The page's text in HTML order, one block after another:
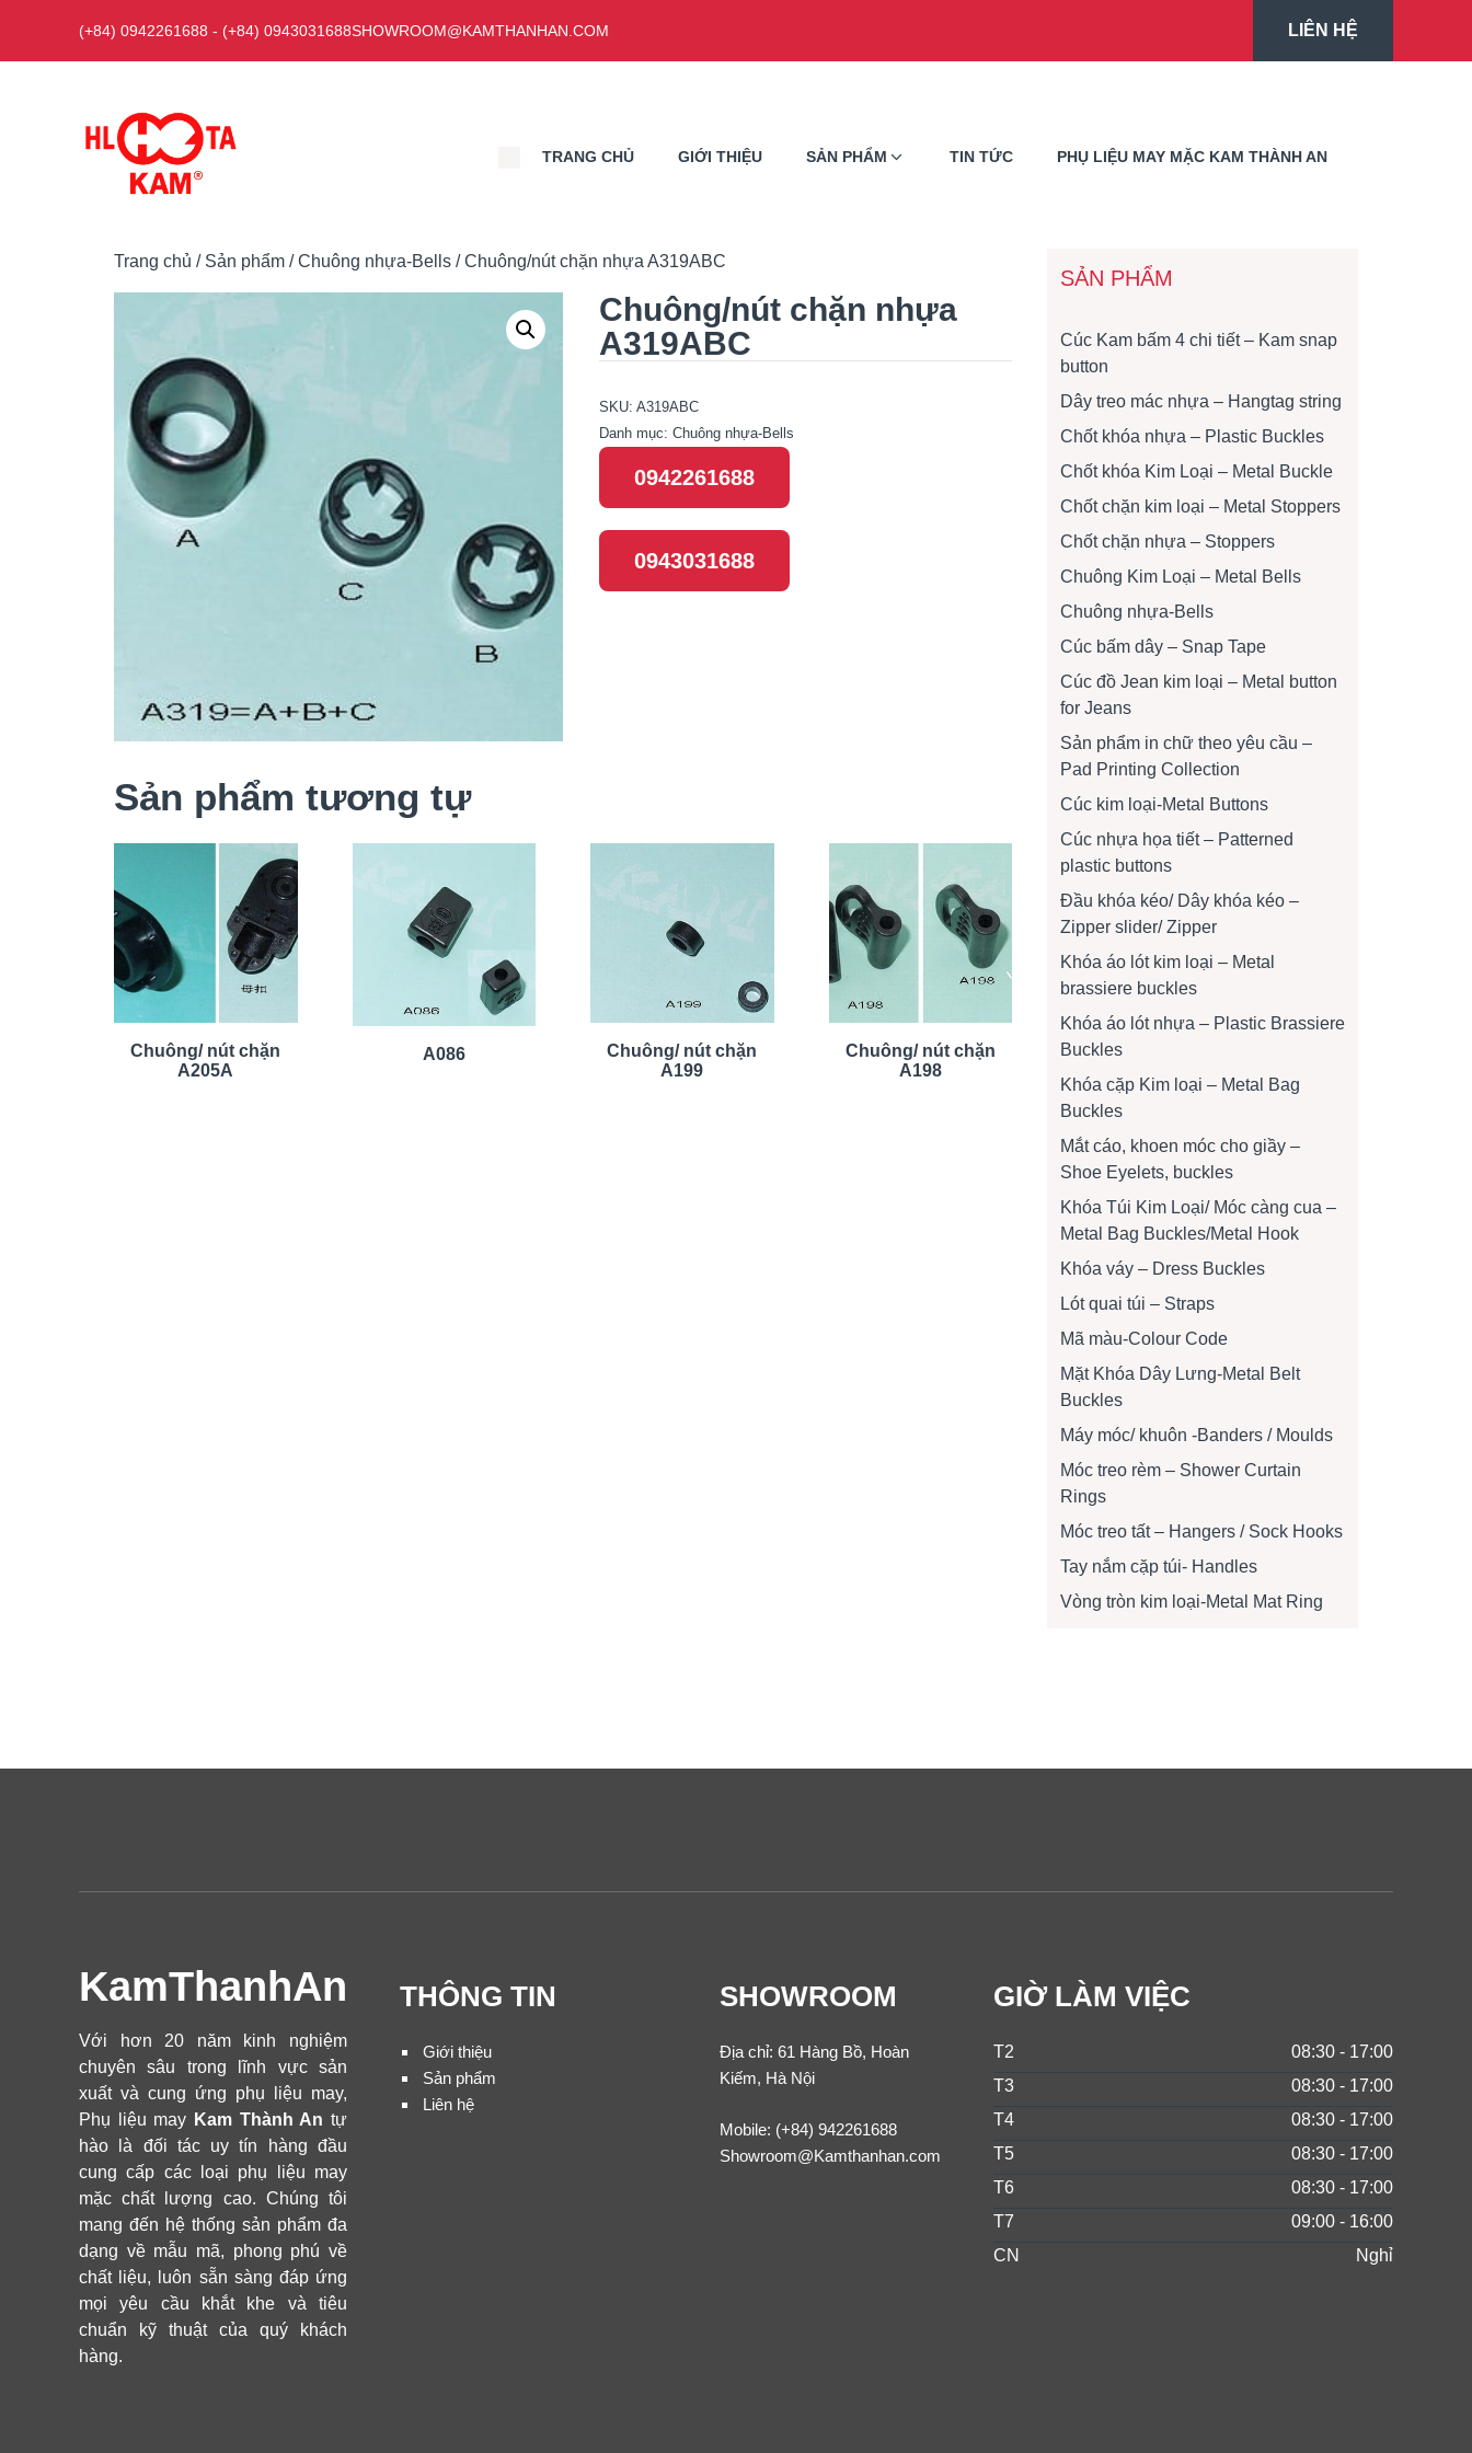
nội
(+84) 0942261688 - (+84) 0943031688SHOWROOM@KAMTHANHAN.COM LIÊN HỆ
TRANG CHỦ GIỚI THIỆU SẢN PHẨM TIN TỨC PHỤ LIỆU MAY MẶC KAM THÀNH AN
Trang chủ / Sản phẩm /Chuông nhựa-Bells / Chuông/nút chặn nhựa A319ABC
Chuông/nút chặn nhựa
A319ABC
SKU: A319ABC
Danh mục: Chuông nhựa-Bells
0942261688
0943031688
Sản phẩm tương tự
Chuông/ nút chặn
A205A
A086
Chuông/ nút chặn
A199
Chuông/ nút chặn
A198
SẢN PHẨM
Cúc Kam bấm 4 chi tiết – Kam snap
button
Dây treo mác nhựa – Hangtag string
Chốt khóa nhựa – Plastic Buckles
Chốt khóa Kim Loại – Metal Buckle
Chốt chặn kim loại – Metal Stoppers
Chốt chặn nhựa – Stoppers
Chuông Kim Loại – Metal Bells
Chuông nhựa-Bells
Cúc bấm dây – Snap Tape
Cúc đồ Jean kim loại – Metal button
for Jeans
Sản phẩm in chữ theo yêu cầu –
Pad Printing Collection
Cúc kim loại-Metal Buttons
Cúc nhựa họa tiết – Patterned
plastic buttons
Đầu khóa kéo/ Dây khóa kéo –
Zipper slider/ Zipper
Khóa áo lót kim loại – Metal
brassiere buckles
Khóa áo lót nhựa – Plastic Brassiere
Buckles
Khóa cặp Kim loại – Metal Bag
Buckles
Mắt cáo, khoen móc cho giầy –
Shoe Eyelets, buckles
Khóa Túi Kim Loại/ Móc càng cua –
Metal Bag Buckles/Metal Hook
Khóa váy – Dress Buckles
Lót quai túi – Straps
Mã màu-Colour Code
Mặt Khóa Dây Lưng-Metal Belt
Buckles
Máy móc/ khuôn -Banders / Moulds
Móc treo rèm – Shower Curtain
Rings
Móc treo tất – Hangers / Sock Hooks
Tay nắm cặp túi- Handles
Vòng tròn kim loại-Metal Mat Ring
KamThanhAn
Với hơn 20 năm kinh nghiệm
chuyên sâu trong lĩnh vực sản
xuất và cung ứng phụ liệu may,
Phụ liệu may Kam Thành An tự
hào là đối tác uy tín hàng đầu
cung cấp các loại phụ liệu may
mặc chất lượng cao. Chúng tôi
mang đến hệ thống sản phẩm đa
dạng về mẫu mã, phong phú về
chất liệu, luôn sẵn sàng đáp ứng
mọi yêu cầu khắt khe và tiêu
chuẩn kỹ thuật của quý khách
hàng.
THÔNG TIN
Giới thiệu
Sản phẩm
Liên hệ
SHOWROOM
Địa chỉ: 61 Hàng Bồ, Hoàn
Kiếm, Hà Nội
Mobile: (+84) 942261688
Showroom@Kamthanhan.com
GIỜ LÀM VIỆC
T2
08:30 - 17:00
T3
08:30 - 17:00
T4
08:30 - 17:00
T5
08:30 - 17:00
T6
08:30 - 17:00
T7
09:00 - 16:00
CN
Nghỉ